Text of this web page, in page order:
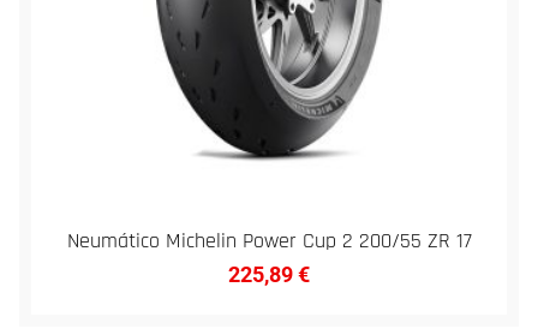
Neumático Michelin Power Cup 2 200/55 ZR 17
225,89€